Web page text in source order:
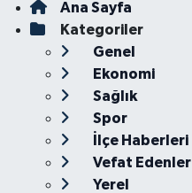
Ana Sayfa
Kategoriler
Genel
Ekonomi
Sağlık
Spor
İlçe Haberleri
Vefat Edenler
Yerel